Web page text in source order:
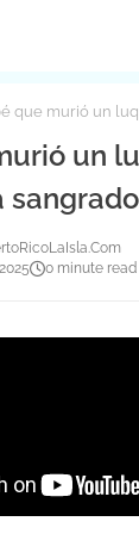
que murió un
un
sangrado
0 minute read